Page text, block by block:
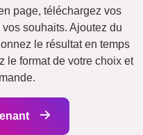
page, téléchargez vos
souhaits. Ajoutez du
le résultat en temps
le format de votre choix et